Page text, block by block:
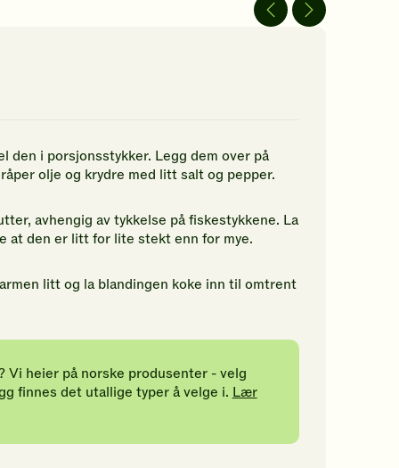
vurdering.
5
den i porsjonsstykker. Legg dem over på
olje og krydre med litt salt og pepper.
avhengig av tykkelse på fiskestykkene. La
at den er litt for lite stekt enn for mye.
litt og la blandingen koke inn til omtrent
Vi heier på norske produsenter - velg
finnes det utallige typer å velge i. Lær